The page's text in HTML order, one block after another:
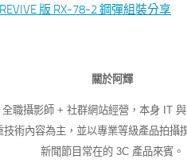
關於阿輝
職攝影師 + 社群網站經營，本身 IT
術內容為主，並以專業等級產品拍攝
新聞節目常在的 3C 產品來賓。